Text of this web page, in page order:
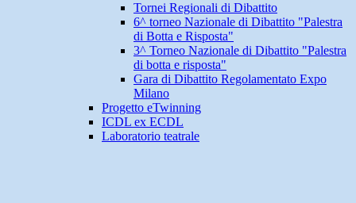
Tornei Regionali di Dibattito
6^ torneo Nazionale di Dibattito "Palestra
di Botta e Risposta"
3^ Torneo Nazionale di Dibattito "Palestra
di botta e risposta"
Gara di Dibattito Regolamentato Expo
Milano
Progetto eTwinning
ICDL ex ECDL
Laboratorio teatrale